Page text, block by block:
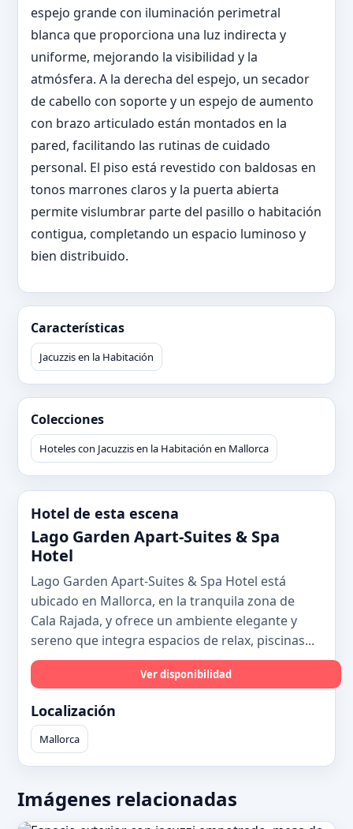
espejo grande con iluminación perimetral
blanca que proporciona una luz indirecta y
uniforme, mejorando la visibilidad y la
atmósfera. A la derecha del espejo, un secador
de cabello con soporte y un espejo de aumento
con brazo articulado están montados en la
pared, facilitando las rutinas de cuidado
personal. El piso está revestido con baldosas en
tonos marrones claros y la puerta abierta
permite vislumbrar parte del pasillo o habitación
contigua, completando un espacio luminoso y
bien distribuido.
Características
Jacuzzis en la Habitación
Colecciones
Hoteles con Jacuzzis en la Habitación en Mallorca
Hotel de esta escena
Lago Garden Apart-Suites & Spa
Hotel
Lago Garden Apart-Suites & Spa Hotel está
ubicado en Mallorca, en la tranquila zona de
Cala Rajada, y ofrece un ambiente elegante y
sereno que integra espacios de relax, piscinas...
Ver disponibilidad
Localización
Mallorca
Imágenes relacionadas